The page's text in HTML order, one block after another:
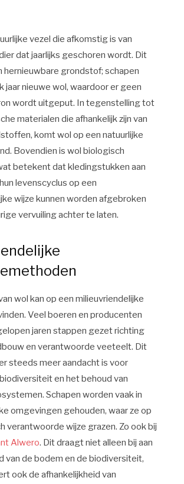
vezel die afkomstig is van
dat jaarlijks geschoren wordt. Dit
hernieuwbare grondstof; schapen
jaar nieuwe wol, waardoor er geen
wordt uitgeput. In tegenstelling tot
materialen die afhankelijk zijn van
komt wol op een natuurlijke
Bovendien is wol biologisch
betekent dat kledingstukken aan
levenscyclus op een
wijze kunnen worden afgebroken
vervuiling achter te laten.
wol kan op een milieuvriendelijke
Veel boeren en producenten
jaren stappen gezet richting
en verantwoorde veeteelt. Dit
steeds meer aandacht is voor
en het behoud van
Schapen worden vaak in
omgevingen gehouden, waar ze op
verantwoorde wijze grazen. Zo ook bij
Alwero. Dit draagt niet alleen bij aan
van de bodem en de biodiversiteit,
ook de afhankelijkheid van